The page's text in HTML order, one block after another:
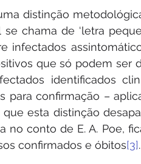
distinção
chama de ‘letra
infectados
que só podem ser
identificados
para confirmação –
que esta distinção
no conto de E. A. Poe,
confirmados e óbitos[3]